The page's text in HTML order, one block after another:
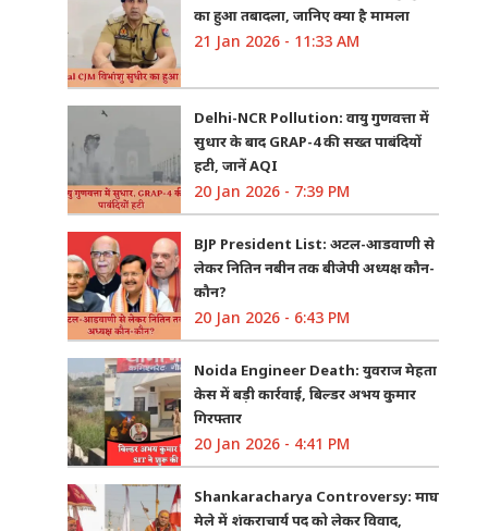
का हुआ तबादला, जानिए क्या है मामला
21 Jan 2026 - 11:33 AM
Delhi-NCR Pollution: वायु गुणवत्ता में
सुधार के बाद GRAP-4 की सख्त पाबंदियों
हटी, जानें AQI
20 Jan 2026 - 7:39 PM
BJP President List: अटल-आडवाणी से
लेकर नितिन नबीन तक बीजेपी अध्यक्ष कौन-
कौन?
20 Jan 2026 - 6:43 PM
Noida Engineer Death: युवराज मेहता
केस में बड़ी कार्रवाई, बिल्डर अभय कुमार
गिरफ्तार
20 Jan 2026 - 4:41 PM
Shankaracharya Controversy: माघ
मेले में शंकराचार्य पद को लेकर विवाद,